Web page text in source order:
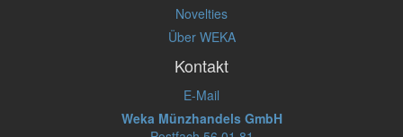
Novelties
Über WEKA
Kontakt
E-Mail
Weka Münzhandels GmbH